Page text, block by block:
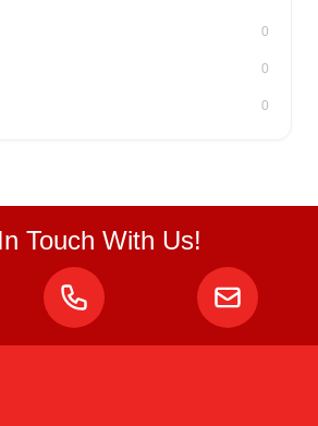
0
0
0
Touch With Us!
typically replies instantly